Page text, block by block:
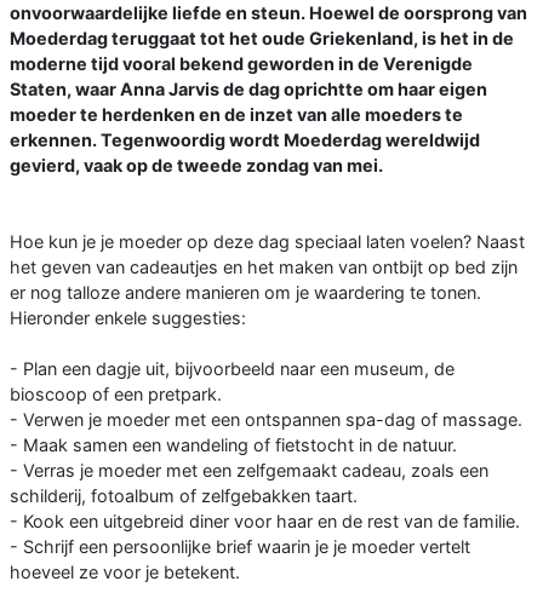
onvoorwaardelijke liefde en steun. Hoewel de oorsprong van
Moederdag teruggaat tot het oude Griekenland, is het in de
moderne tijd vooral bekend geworden in de Verenigde
Staten, waar Anna Jarvis de dag oprichtte om haar eigen
moeder te herdenken en de inzet van alle moeders te
erkennen. Tegenwoordig wordt Moederdag wereldwijd
gevierd, vaak op de tweede zondag van mei.
Hoe kun je je moeder op deze dag speciaal laten voelen? Naast
het geven van cadeautjes en het maken van ontbijt op bed zijn
er nog talloze andere manieren om je waardering te tonen.
Hieronder enkele suggesties:
- Plan een dagje uit, bijvoorbeeld naar een museum, de
bioscoop of een pretpark.
- Verwen je moeder met een ontspannen spa-dag of massage.
- Maak samen een wandeling of fietstocht in de natuur.
- Verras je moeder met een zelfgemaakt cadeau, zoals een
schilderij, fotoalbum of zelfgebakken taart.
- Kook een uitgebreid diner voor haar en de rest van de familie.
- Schrijf een persoonlijke brief waarin je je moeder vertelt
hoeveel ze voor je betekent.